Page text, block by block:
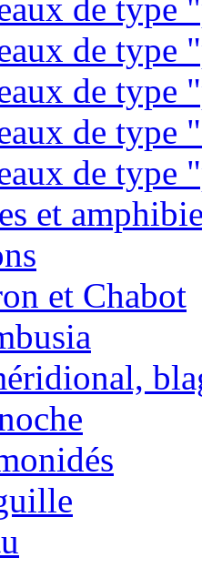
de type
de type
de type
de type
de type
et
et Chabot